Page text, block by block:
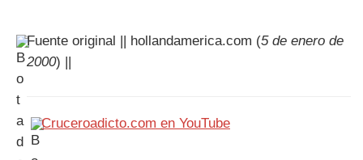
Fuente original || hollandamerica.com (5 de enero de
2000) ||
Cruceroadicto.com en YouTube